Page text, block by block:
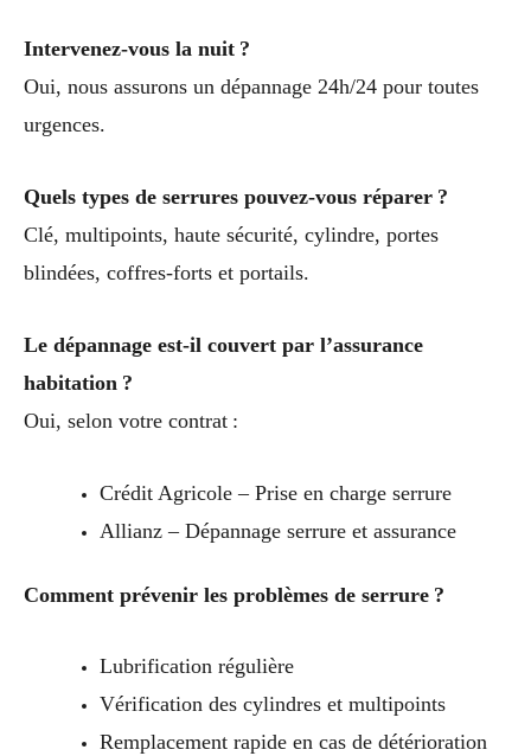
Intervenez-vous la nuit ?
Oui, nous assurons un dépannage 24h/24 pour toutes
urgences.
Quels types de serrures pouvez-vous réparer ?
Clé, multipoints, haute sécurité, cylindre, portes
blindées, coffres-forts et portails.
Le dépannage est-il couvert par l’assurance
habitation ?
Oui, selon votre contrat :
Crédit Agricole – Prise en charge serrure
Allianz – Dépannage serrure et assurance
Comment prévenir les problèmes de serrure ?
Lubrification régulière
Vérification des cylindres et multipoints
Remplacement rapide en cas de détérioration